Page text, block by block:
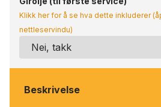
Klikk her for å se hva dette inkluderer
nettleservindu)
Beskrivelse